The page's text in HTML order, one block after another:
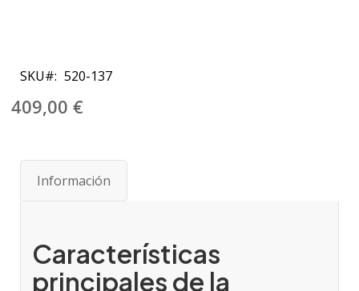
comienzo
de
la
SKU 520-137
409,00 €
Información
Características
principales de la